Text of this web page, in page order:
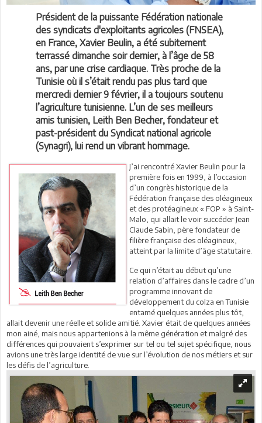
Président de la puissante Fédération nationale
des syndicats d'exploitants agricoles (FNSEA),
en France, Xavier Beulin, a été subitement
terrassé dimanche soir dernier, à l’âge de 58
ans, par une crise cardiaque. Très proche de la
Tunisie où il s’était rendu pas plus tard que
mercredi dernier 9 février, il a toujours soutenu
l’agriculture tunisienne. L’un de ses meilleurs
amis tunisien, Leith Ben Becher, fondateur et
past-président du Syndicat national agricole
(Synagri), lui rend un vibrant hommage.
J’ai rencontré Xavier Beulin pour la
première fois en 1999, à l’occasion
d’un congrès historique de la
Fédération française des oléagineux
et des protéagineux « FOP » à Saint-
Malo, qui allait le voir succéder Jean
Claude Sabin, père fondateur de
filière française des oléagineux,
atteint par la limite d’âge statutaire.
Ce qui n’était au début qu’une
relation d’affaires dans le cadre d’un
programme innovant de
développement du colza en Tunisie
entamé quelques années plus tôt,
allait devenir une réelle et solide amitié. Xavier était de quelques années
mon ainé, mais nous appartenions à la même génération et malgré des
différences qui pouvaient s’exprimer sur tel ou tel sujet spécifique, nous
avions une très large identité de vue sur l’évolution de nos métiers et sur
les défis de l’agriculture.